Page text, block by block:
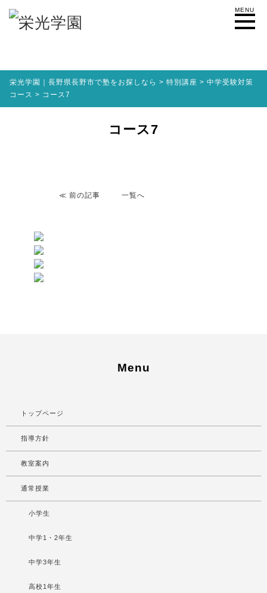
MENU
栄光学園｜長野県長野市で塾をお探しなら > 特別講座 > 中学受験対策
コース > コース7
コース7
≪前の記事 一覧へ
Menu
トップページ
指導方針
教室案内
通常授業
小学生
中学1・2年生
中学3年生
高校1年生